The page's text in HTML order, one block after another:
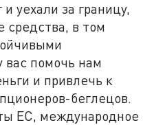
уехали за границу,
средства, в том
помочь нам
и привлечь к
беглецов.
ЕС, международное